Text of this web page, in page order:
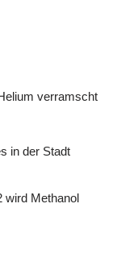
verramscht
in der Stadt
wird Methanol